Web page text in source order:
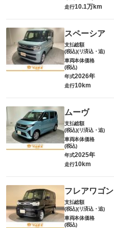
走行10.1万km
スペーシア
支払総額
(税込)(リ済込・追)
車両本体価格
(税込)
年式2026年
走行10km
ムーヴ
支払総額
(税込)(リ済込・追)
車両本体価格
(税込)
年式2025年
走行10km
フレアワゴン
支払総額
(税込)(リ済込・追)
車両本体価格
(税込)